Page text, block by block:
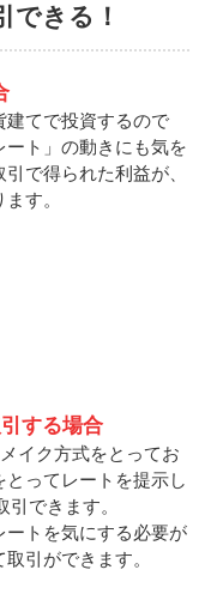
できる！
建てで投資するので
ート」の動きにも気を
で得られた利益が、
す。
する場合
イク方式をとってお
ってレートを提示し
できます。
ートを気にする必要が
引ができます。